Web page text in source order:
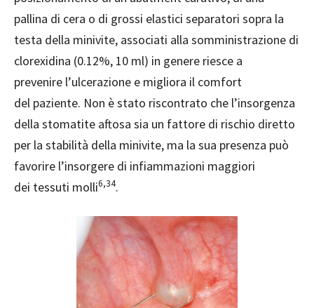
pallina di cera o di grossi elastici separatori sopra la
testa della minivite, associati alla somministrazione di
clorexidina (0.12%, 10 ml) in genere riesce a
prevenire l’ulcerazione e migliora il comfort
del paziente. Non è stato riscontrato che l’insorgenza
della stomatite aftosa sia un fattore di rischio diretto
per la stabilità della minivite, ma la sua presenza può
favorire l’insorgere di infiammazioni maggiori
dei tessuti molli6,34.